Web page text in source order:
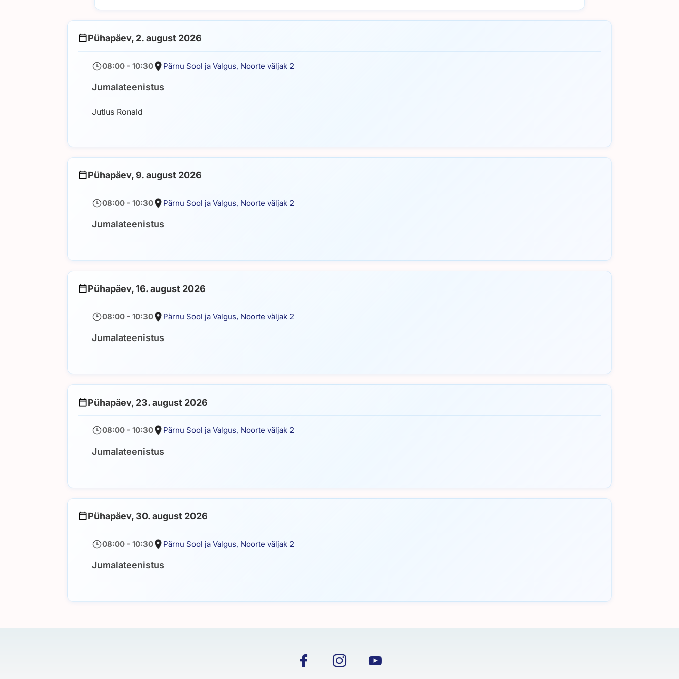
Pühapäev, 2. august 2026
08:00 - 10:30 Pärnu Sool ja Valgus, Noorte väljak 2
Jumalateenistus
Jutlus Ronald
Pühapäev, 9. august 2026
08:00 - 10:30 Pärnu Sool ja Valgus, Noorte väljak 2
Jumalateenistus
Pühapäev, 16. august 2026
08:00 - 10:30 Pärnu Sool ja Valgus, Noorte väljak 2
Jumalateenistus
Pühapäev, 23. august 2026
08:00 - 10:30 Pärnu Sool ja Valgus, Noorte väljak 2
Jumalateenistus
Pühapäev, 30. august 2026
08:00 - 10:30 Pärnu Sool ja Valgus, Noorte väljak 2
Jumalateenistus